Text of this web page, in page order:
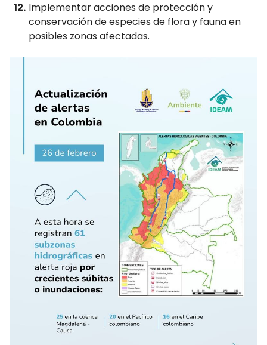
Implementar acciones de protección y
conservación de especies de flora y fauna en
posibles zonas afectadas.